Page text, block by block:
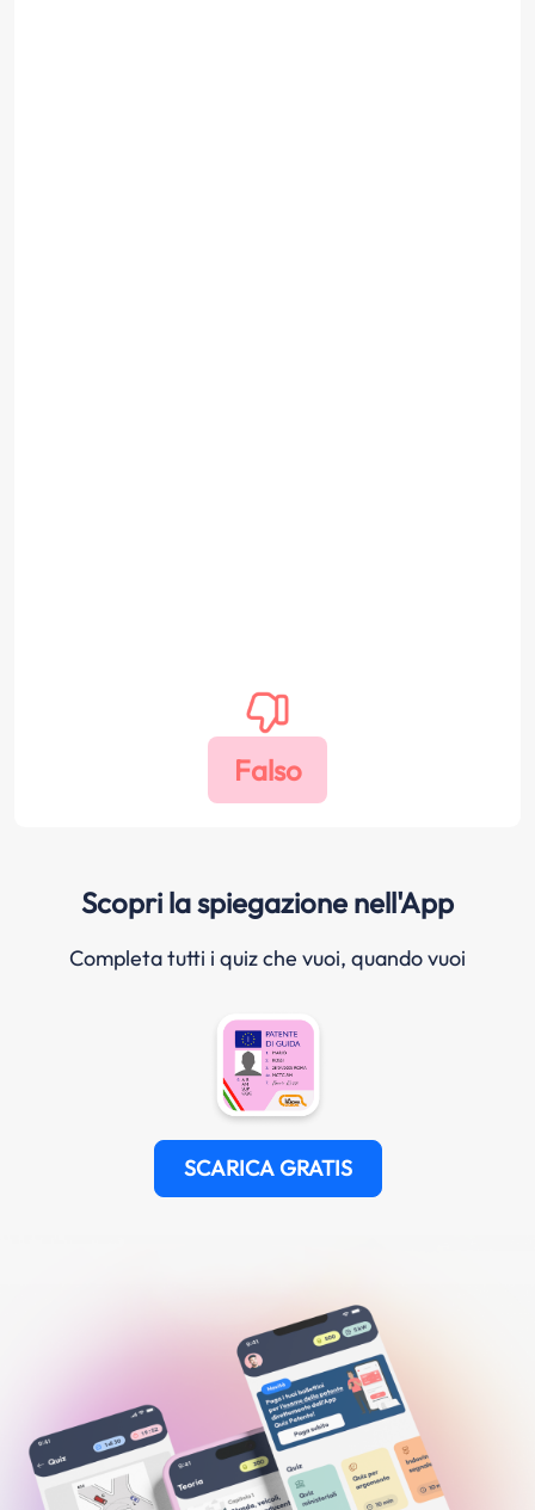
Scopri la spiegazione nell'App
Completa tutti i quiz che vuoi, quando vuoi
SCARICA GRATIS